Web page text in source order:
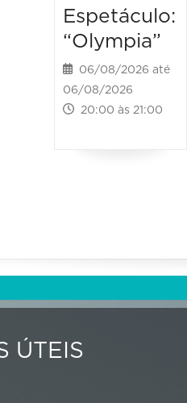
Espetáculo:
“Olympia”
06/08/2026 até
06/08/2026
20:00 às 21:00
ÚTEIS